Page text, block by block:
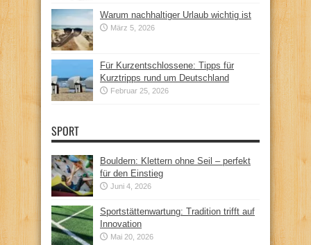
Warum nachhaltiger Urlaub wichtig ist
März 5, 2026
Für Kurzentschlossene: Tipps für
Kurztripps rund um Deutschland
Februar 25, 2026
SPORT
Bouldern: Klettern ohne Seil – perfekt
für den Einstieg
Juni 4, 2026
Sportstättenwartung: Tradition trifft auf
Innovation
Mai 20, 2026